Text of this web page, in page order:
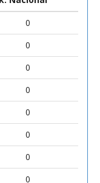
0
0
0
0
0
0
0
0